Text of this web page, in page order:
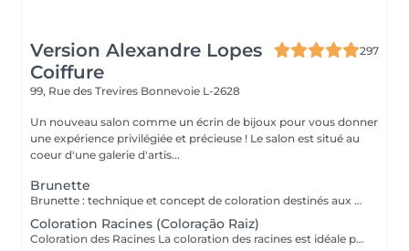
Version Alexandre Lopes
Coiffure
297
99, Rue des Trevires Bonnevoie L-2628
Un nouveau salon comme un écrin de bijoux pour vous donner
une expérience privilégiée et précieuse ! Le salon est situé au
coeur d'une galerie d'artis...
Brunette
Brunette : technique et concept de coloration destinés aux cheveux bruns et châtains, mettant en valeur la profondeur, la brillance et la dimension des cheveux. Peut inclure des nuances chaudes, froides ou illuminées, offrant un résultat sophistiqué, naturel et élégant. Très utilisée dans les transformations modernes comme le brun illuminé, chocolat, café et les tons cendrés. Le service comprend : les mèches, le traitement, la tonalisation et la finalisation.
Coloration Racines (Coloração Raiz)
Coloration des Racines La coloration des racines est idéale pour conserver une couleur uniforme et soignée, tout en assurant une finition élégante et naturelle. - Racines jusqu'à 2 cm (environ 1 mois de repousse) : tarif standard du service. - Racines de 2 cm à 4 cm : considéré comme une retouche élargie, avec un tarif différent. - Au-delà de 4 cm : il s'agit d'une coloration complète, avec un devis adapté. Ce soin permet d'éviter les différences de tons entre les racines et les longueurs, de préserver la santé du cheveu et de maintenir l'éclat de la couleur plus longtemps.